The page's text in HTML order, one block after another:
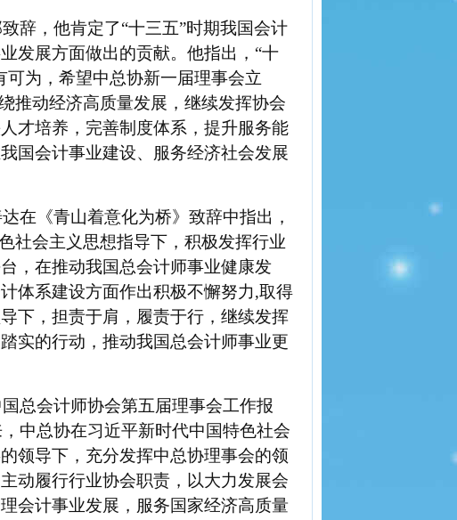
致辞，他肯定了“十三五”时期我国会计
发展方面做出的贡献。他指出，“十
为，希望中总协新一届理事会立
推动经济高质量发展，继续发挥协会
才培养，完善制度体系，提升服务能
国会计事业建设、服务经济社会发展
在《青山着意化为桥》致辞中指出，
社会主义思想指导下， 积极发挥行业
，在推动我国总会计师事业健康发
体系建设方面作出积极不懈努力,取得
下，担责于肩，履责于行，继续发挥
实的行动，推动我国总会计师事业更
总会计师协会第五届理事会工作报
中总协在习近平新时代中国特色社会
领导下，充分发挥中总协理事会的领
动履行行业协会职责，以大力发展会
会计事业发展，服务国家经济高质量